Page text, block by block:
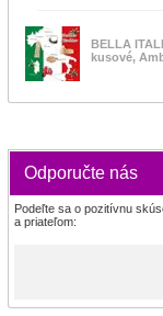
BELLA
kusové,
Odporučte nás
Podeľte sa o pozitívnu
a priateľom: